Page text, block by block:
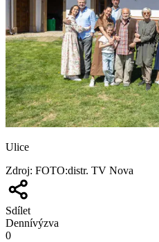
Ulice
Zdroj: FOTO:distr. TV Nova
Sdílet
Dennívýzva
0